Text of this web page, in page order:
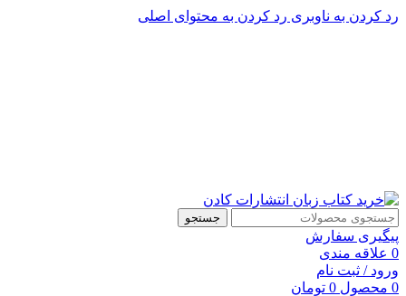
رد کردن به ناوبری رد کردن به محتوای اصلی
جستجو
پیگیری سفارش
0 علاقه مندی
ورود / ثبت نام
0 محصول 0 تومان